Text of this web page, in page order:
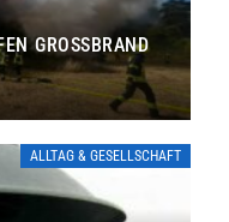
GROSSBRAND B
ALLTAG & GESELLSCHAFT